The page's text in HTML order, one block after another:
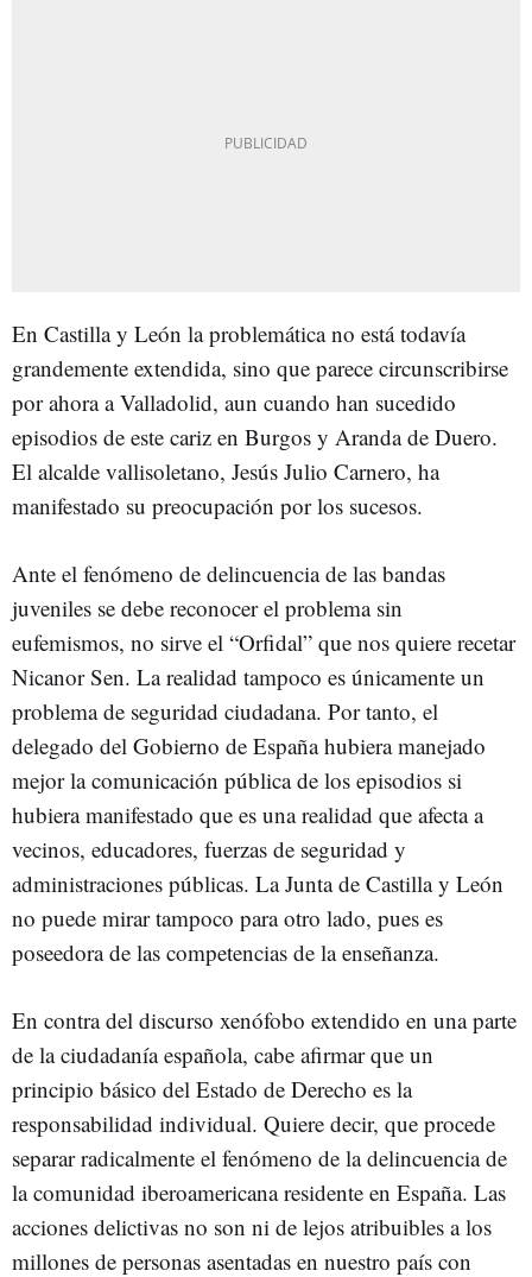
En Castilla y León la problemática no está todavía
grandemente extendida, sino que parece circunscribirse
por ahora a Valladolid, aun cuando han sucedido
episodios de este cariz en Burgos y Aranda de Duero.
El alcalde vallisoletano, Jesús Julio Carnero, ha
manifestado su preocupación por los sucesos.
Ante el fenómeno de delincuencia de las bandas
juveniles se debe reconocer el problema sin
eufemismos, no sirve el “Orfidal” que nos quiere recetar
Nicanor Sen. La realidad tampoco es únicamente un
problema de seguridad ciudadana. Por tanto, el
delegado del Gobierno de España hubiera manejado
mejor la comunicación pública de los episodios si
hubiera manifestado que es una realidad que afecta a
vecinos, educadores, fuerzas de seguridad y
administraciones públicas. La Junta de Castilla y León
no puede mirar tampoco para otro lado, pues es
poseedora de las competencias de la enseñanza.
En contra del discurso xenófobo extendido en una parte
de la ciudadanía española, cabe afirmar que un
principio básico del Estado de Derecho es la
responsabilidad individual. Quiere decir, que procede
separar radicalmente el fenómeno de la delincuencia de
la comunidad iberoamericana residente en España. Las
acciones delictivas no son ni de lejos atribuibles a los
millones de personas asentadas en nuestro país con